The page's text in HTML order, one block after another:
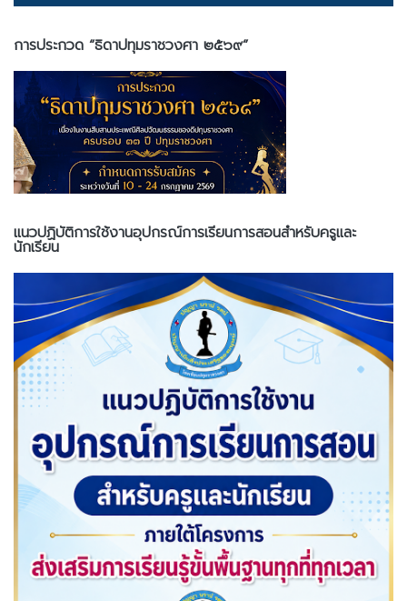
การประกวด “ธิดาปทุมราชวงศา ๒๕๖๙”
แนวปฏิบัติการใช้งานอุปกรณ์การเรียนการสอนสำหรับครูและ
นักเรียน